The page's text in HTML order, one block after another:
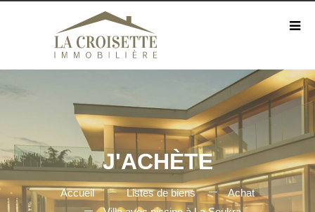
J'ACHÈTE
Accueil Listes de biens
Achat